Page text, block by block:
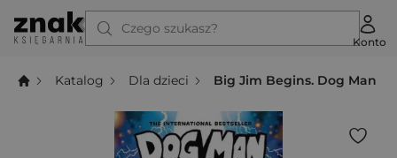
Czego szukasz?
Konto
Katalog Dla dzieci Big Jim Begins. Dog Man